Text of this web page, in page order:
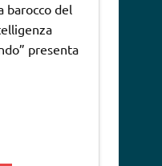
barocco del
presenta